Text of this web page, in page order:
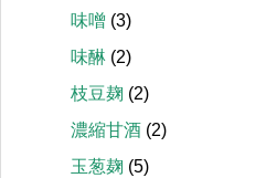
味噌 (3)
味醂 (2)
枝豆麹 (2)
濃縮甘酒 (2)
玉葱麹 (5)